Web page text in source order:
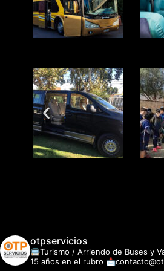
otpservicios
🚍Turismo / Arriendo de Buses y
15 años en el rubro